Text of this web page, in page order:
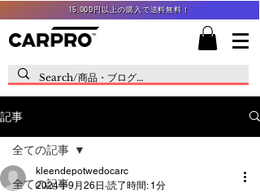
15,000円以上の購入で送料無料！
記事
全ての記事
全ての記事
kleendepotwedocarc
2024年9月26日 読了時間: 1分